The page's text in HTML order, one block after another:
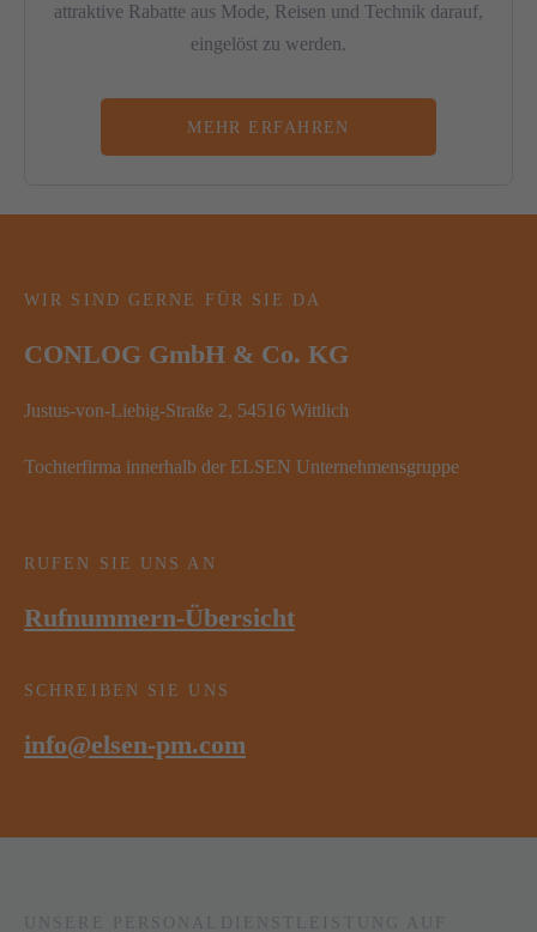
attraktive Rabatte aus Mode, Reisen und Technik darauf,
eingelöst zu werden.
MEHR ERFAHREN
WIR SIND GERNE FÜR SIE DA
CONLOG GmbH & Co. KG
Justus-von-Liebig-Straße 2, 54516 Wittlich
Tochterfirma innerhalb der ELSEN Unternehmensgruppe
RUFEN SIE UNS AN
Rufnummern-Übersicht
SCHREIBEN SIE UNS
info@elsen-pm.com